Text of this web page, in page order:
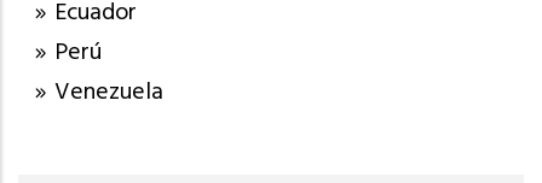
Ecuador
Perú
Venezuela